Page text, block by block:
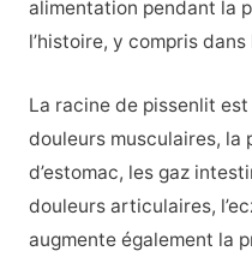
alimentation pendant la
l’histoire, y compris
La racine de pissenlit
douleurs musculaires, la
d’estomac, les gaz
douleurs articulaires,
augmente également la